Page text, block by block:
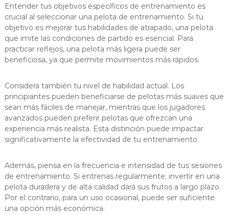
Entender tus objetivos específicos de entrenamiento es
crucial al seleccionar una pelota de entrenamiento. Si tu
objetivo es mejorar tus habilidades de atrapado, una pelota
que imite las condiciones de partido es esencial. Para
practicar reflejos, una pelota más ligera puede ser
beneficiosa, ya que permite movimientos más rápidos.
Considera también tu nivel de habilidad actual. Los
principiantes pueden beneficiarse de pelotas más suaves que
sean más fáciles de manejar, mientras que los jugadores
avanzados pueden preferir pelotas que ofrezcan una
experiencia más realista. Esta distinción puede impactar
significativamente la efectividad de tu entrenamiento.
Además, piensa en la frecuencia e intensidad de tus sesiones
de entrenamiento. Si entrenas regularmente, invertir en una
pelota duradera y de alta calidad dará sus frutos a largo plazo.
Por el contrario, para un uso ocasional, puede ser suficiente
una opción más económica.